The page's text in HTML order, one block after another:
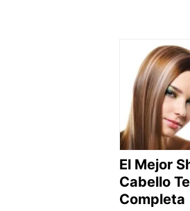
El Mejor
Cabello
Completa